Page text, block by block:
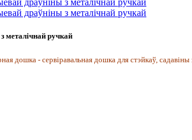
металічнай ручкай
дошка - сервіравальная дошка для стэйкаў,